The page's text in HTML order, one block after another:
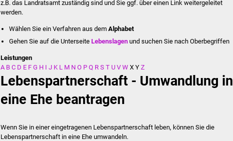
z.B. das Landratsamt zuständig sind und Sie ggf. über einen Link weitergeleitet
werden.
Wählen Sie ein Verfahren aus dem Alphabet
Gehen Sie auf die UnterseiteLebenslagen und suchen Sie nach Oberbegriffen
Leistungen
A B C D E F G H I J K L M N O P Q R S T U V W X Y Z
Lebenspartnerschaft - Umwandlung in
eine Ehe beantragen
Wenn Sie in einer eingetragenen Lebenspartnerschaft leben, können Sie die
Lebenspartnerschaft in eine Ehe umwandeln.